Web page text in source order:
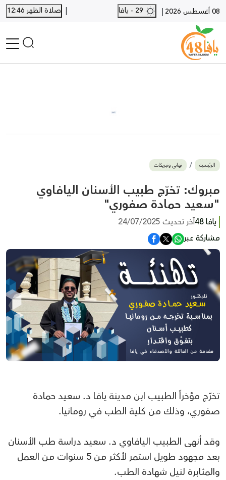
08 أغسطس 2026 |
| صلاة الظهر 12:46
بيع وشراء
أخبار القدس
وفيات
المزيد
ارسل خبر
الرئيسية تهاني وتبريكات
مبروك: تخرّج طبيب الأسنان اليافاوي
"سعيد حمادة صفوري"
يافا 48
آخر تحديث 24/07/2025
مشاركة عبر
تخرّج مؤخراً الطبيب ابن مدينة يافا د. سعيد حمادة
صفوري، وذلك من كلية الطب في رومانيا.
وقد أنهى الطبيب اليافاوي د. سعيد دراسة طب الأسنان
بعد مجهود طويل استمر لأكثر من 5 سنوات من العمل
والمثابرة لنيل شهادة الطب.